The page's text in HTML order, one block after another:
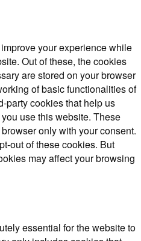
your experience while
Out of these, the cookies
are stored on your browser
of basic functionalities of
party cookies that help us
use this website. These
only with your consent.
out of these cookies. But
may affect your browsing
essential for the website to